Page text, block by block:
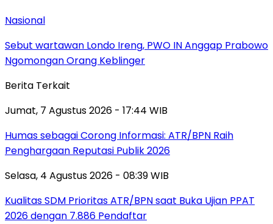
Nasional
Sebut wartawan Londo Ireng, PWO IN Anggap Prabowo
Ngomongan Orang Keblinger
Berita Terkait
Jumat, 7 Agustus 2026 - 17:44 WIB
Humas sebagai Corong Informasi: ATR/BPN Raih
Penghargaan Reputasi Publik 2026
Selasa, 4 Agustus 2026 - 08:39 WIB
Kualitas SDM Prioritas ATR/BPN saat Buka Ujian PPAT
2026 dengan 7.886 Pendaftar